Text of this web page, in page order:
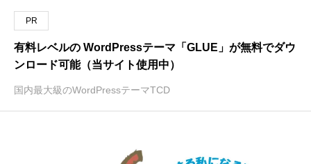
PR
有料レベルの WordPressテーマ「GLUE」が無料でダウ
ンロード可能（当サイト使用中）
国内最大級のWordPressテーマTCD